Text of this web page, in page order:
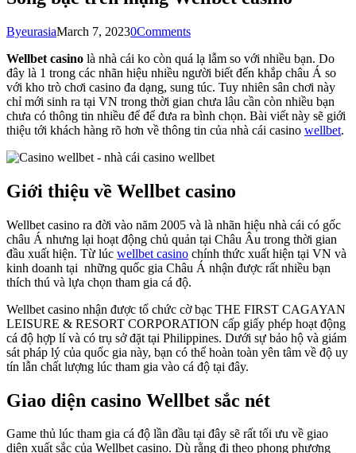
ByeurasiaMarch 7, 20230Comments
Wellbet casino là nhà cái ko còn quá lạ lẫm so với nhiều bạn. Do
đây là 1 trong các nhãn hiệu nhiều người biết đến khắp châu Á so
với kho trò chơi casino đa dạng, sung túc. Tuy nhiên sân chơi này
chỉ mới sinh ra tại VN trong thời gian chưa lâu cần còn nhiều bạn
chưa có thông tin nhiều để để đưa ra bình chọn. Bài viết này sẽ giới
thiệu tới khách hàng rõ hơn về thông tin của nhà cái casino wellbet.
Giới thiệu về Wellbet casino
Wellbet casino ra đời vào năm 2005 và là nhãn hiệu nhà cái có gốc
châu Á nhưng lại hoạt động chủ quản tại Châu Âu trong thời gian
đầu xuất hiện. Từ lúc wellbet casino chính thức xuất hiện tại VN và
kinh doanh tại những quốc gia Châu Á nhận được rất nhiều bạn
thích thú và lựa chọn tham gia cá độ.
Wellbet casino nhận được tổ chức cờ bạc THE FIRST CAGAYAN
LEISURE & RESORT CORPORATION cấp giấy phép hoạt động
cá độ hợp lí và có trụ sở đặt tại Philippines. Dưới sự bảo hộ và giám
sát pháp lý của quốc gia này, bạn có thể hoàn toàn yên tâm về độ uy
tín lẫn chất lượng lúc tham gia vào cá độ tại đây.
Giao diện casino Wellbet sắc nét
Game thủ lúc tham gia cá độ lần đầu tại đây sẽ rất tối ưu về giao
diện xuất sắc của Wellbet casino. Dù rằng đi theo phong phương